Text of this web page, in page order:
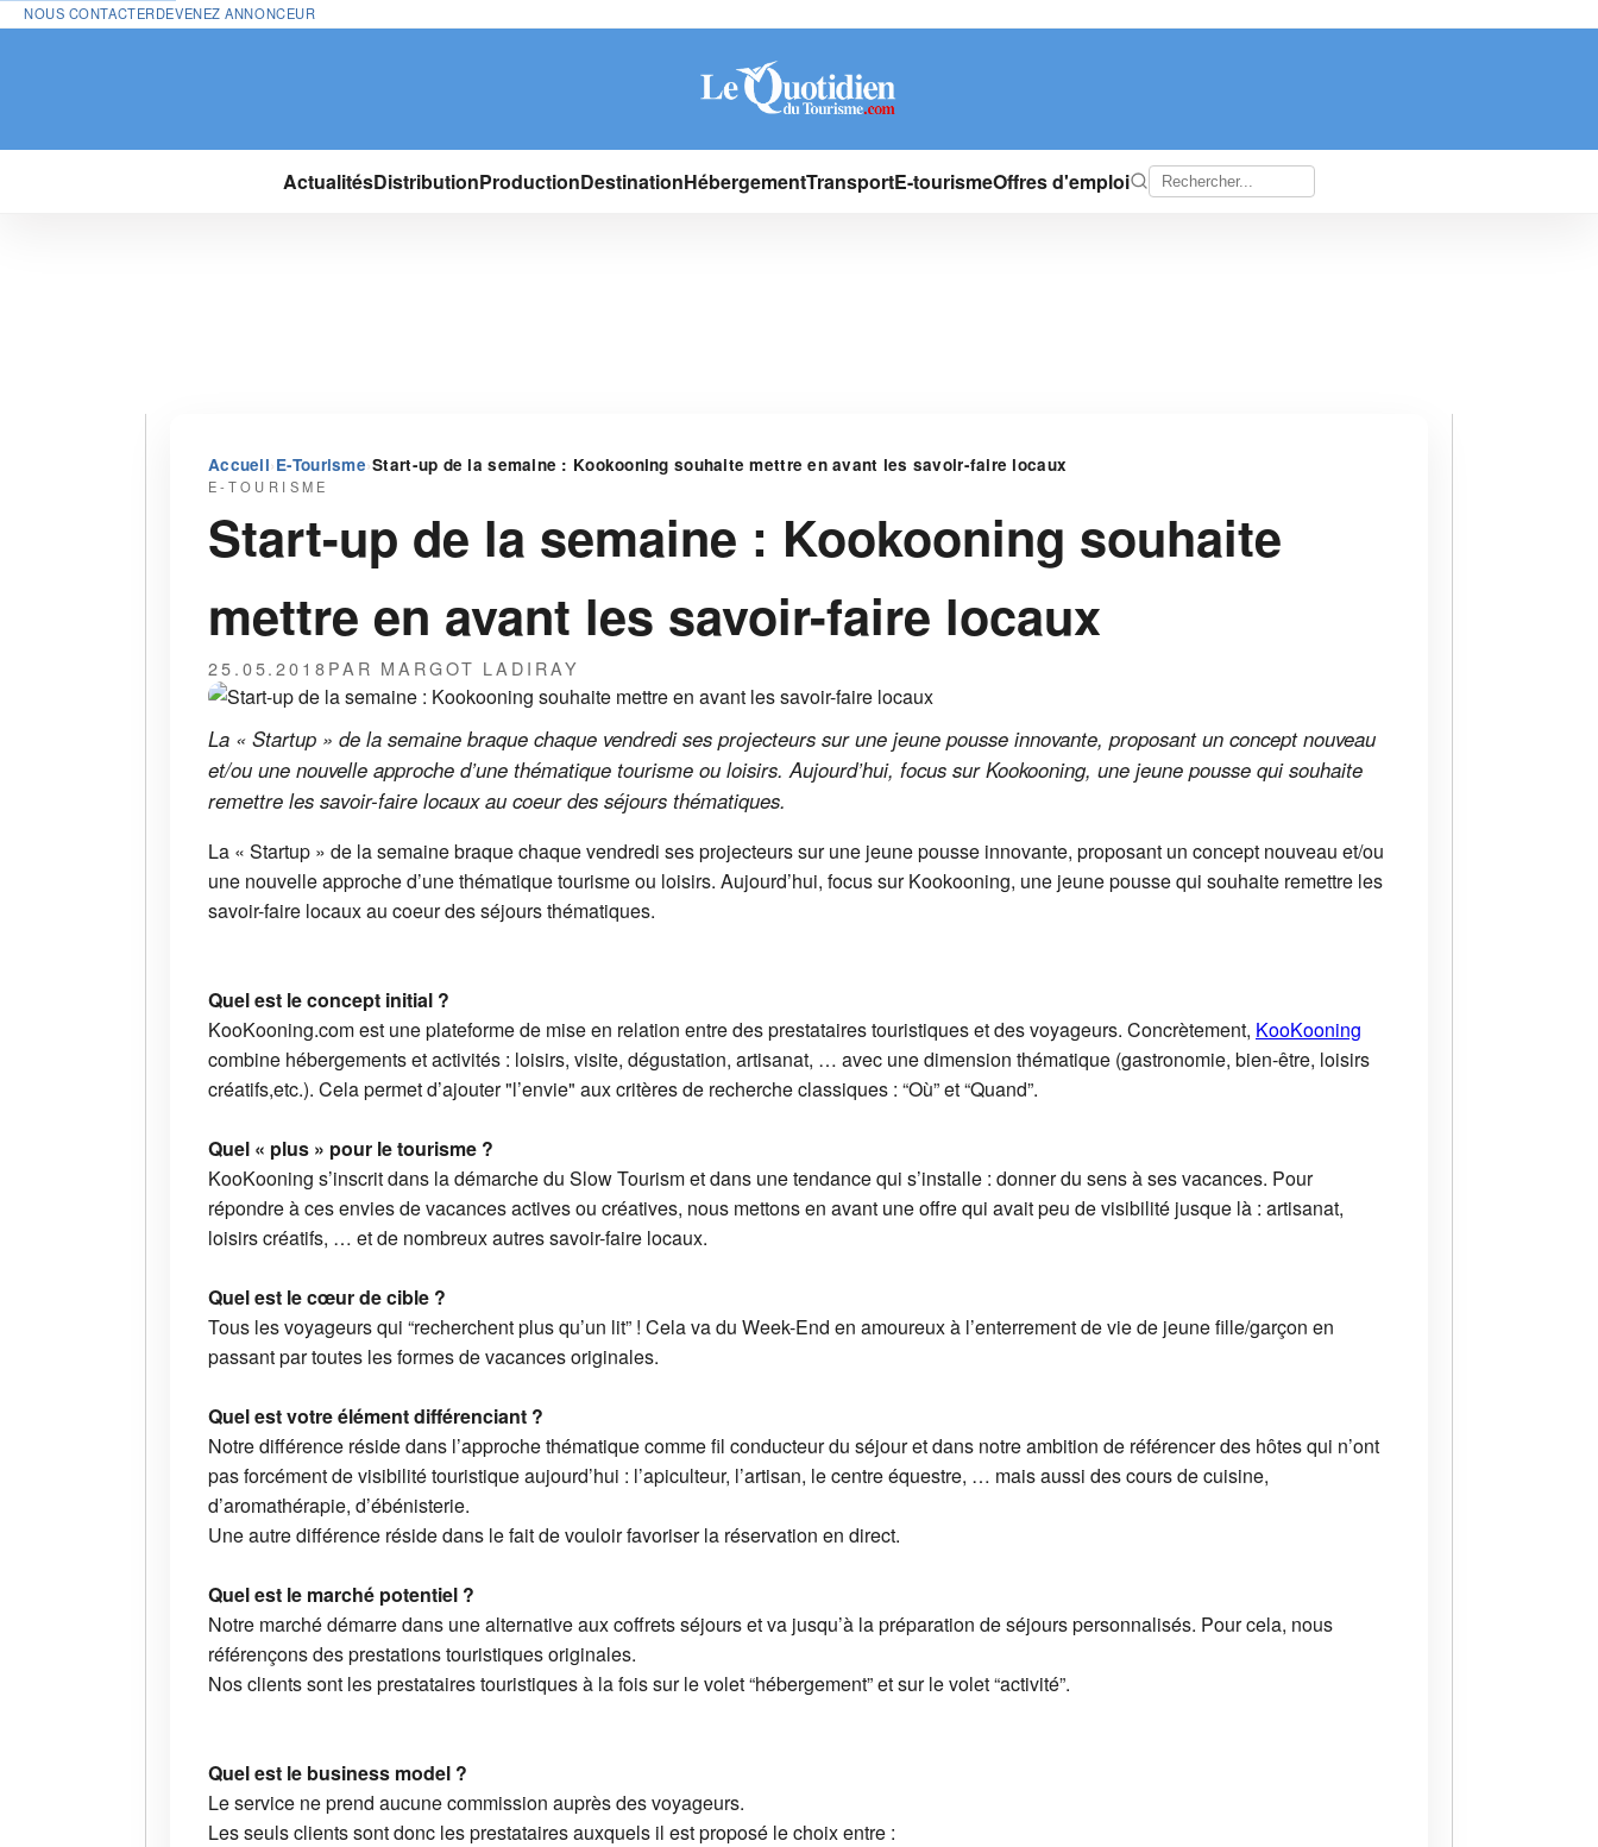
NOUS CONTACTERDEVENEZ ANNONCEUR
ActualitésDistributionProductionDestinationHébergementTransportE-tourismeOffres d'emploi
Accueil›E-Tourisme›Start-up de la semaine : Kookooning souhaite mettre en avant les savoir-faire locaux
E-TOURISME
Start-up de la semaine : Kookooning souhaite
mettre en avant les savoir-faire locaux
25.05.2018PAR MARGOT LADIRAY
La « Startup » de la semaine braque chaque vendredi ses projecteurs sur une jeune pousse innovante, proposant un concept nouveau
et/ou une nouvelle approche d’une thématique tourisme ou loisirs. Aujourd’hui, focus sur Kookooning, une jeune pousse qui souhaite
remettre les savoir-faire locaux au coeur des séjours thématiques.
La « Startup » de la semaine braque chaque vendredi ses projecteurs sur une jeune pousse innovante, proposant un concept nouveau et/ou
une nouvelle approche d’une thématique tourisme ou loisirs. Aujourd’hui, focus sur Kookooning, une jeune pousse qui souhaite remettre les
savoir-faire locaux au coeur des séjours thématiques.
Quel est le concept initial ?
KooKooning.com est une plateforme de mise en relation entre des prestataires touristiques et des voyageurs. Concrètement, KooKooning
combine hébergements et activités : loisirs, visite, dégustation, artisanat, … avec une dimension thématique (gastronomie, bien-être, loisirs
créatifs,etc.). Cela permet d’ajouter "l’envie" aux critères de recherche classiques : “Où” et “Quand”.
Quel « plus » pour le tourisme ?
KooKooning s’inscrit dans la démarche du Slow Tourism et dans une tendance qui s’installe : donner du sens à ses vacances. Pour
répondre à ces envies de vacances actives ou créatives, nous mettons en avant une offre qui avait peu de visibilité jusque là : artisanat,
loisirs créatifs, … et de nombreux autres savoir-faire locaux.
Quel est le cœur de cible ?
Tous les voyageurs qui “recherchent plus qu’un lit” ! Cela va du Week-End en amoureux à l’enterrement de vie de jeune fille/garçon en
passant par toutes les formes de vacances originales.
Quel est votre élément différenciant ?
Notre différence réside dans l’approche thématique comme fil conducteur du séjour et dans notre ambition de référencer des hôtes qui n’ont
pas forcément de visibilité touristique aujourd’hui : l’apiculteur, l’artisan, le centre équestre, … mais aussi des cours de cuisine,
d’aromathérapie, d’ébénisterie.
Une autre différence réside dans le fait de vouloir favoriser la réservation en direct.
Quel est le marché potentiel ?
Notre marché démarre dans une alternative aux coffrets séjours et va jusqu’à la préparation de séjours personnalisés. Pour cela, nous
référençons des prestations touristiques originales.
Nos clients sont les prestataires touristiques à la fois sur le volet “hébergement” et sur le volet “activité”.
Quel est le business model ?
Le service ne prend aucune commission auprès des voyageurs.
Les seuls clients sont donc les prestataires auxquels il est proposé le choix entre :